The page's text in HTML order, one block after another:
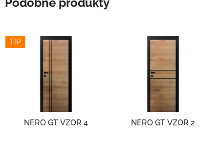
TIP
NERO GT VZOR 4 NERO GT VZOR 2